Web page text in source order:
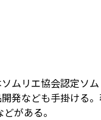
ムリエ協会認定ソ
発なども手掛ける
どがある。